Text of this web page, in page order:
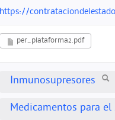
https://
per_plataforma2.pdf
Inmunosupresores
Medicamentos para